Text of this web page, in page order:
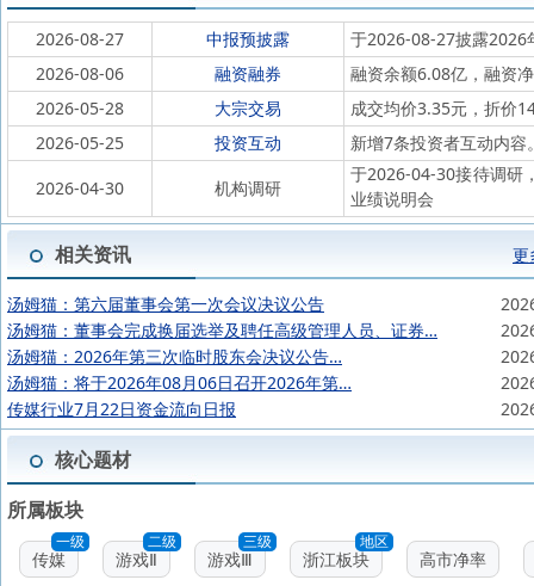
2026-08-27 中报预披露
于2026-08-27披露2026
2026-08-06
融资融券
融资余额6.08亿，融资
2026-05-28
大宗交易
成交均价3.35元，折价
2026-05-25
投资互动
新增7条投资者互动内容
2026-04-30
机构调研
于2026-04-30接待调研
业绩说明会
相关资讯 更
汤姆猫：第六届董事会第一次会议决议公告
汤姆猫：董事会完成换届选举及聘任高级管理人员、证券…
汤姆猫：2026年第三次临时股东会决议公告…
汤姆猫：将于2026年08月06日召开2026年第…
传媒行业7月22日资金流向日报
核心题材
所属板块
一级
传媒
二级
游戏Ⅱ
三级
游戏Ⅲ
地区
浙江板块 高市净率